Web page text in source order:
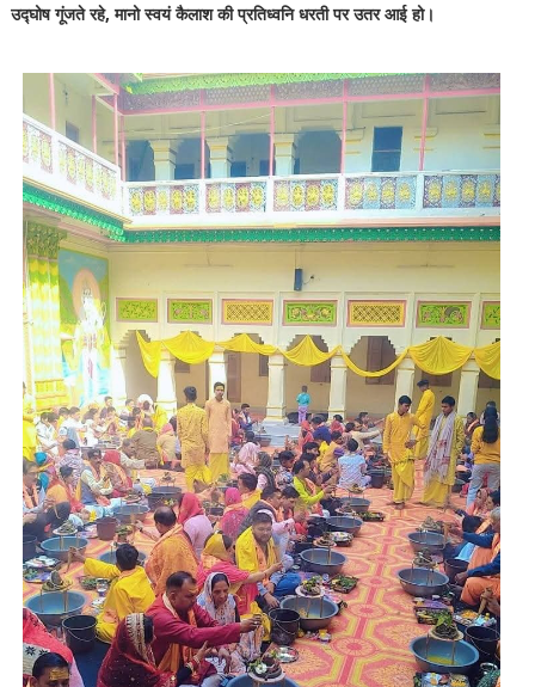
उद्घोष गूंजते रहे, मानो स्वयं कैलाश की प्रतिध्वनि धरती पर उतर आई हो।